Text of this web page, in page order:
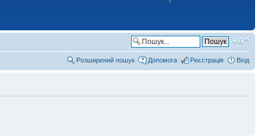
Розширений пошук Допомога Реєстрація Вхід